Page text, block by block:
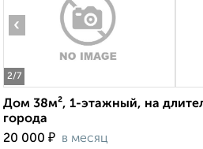
2/7
‹
Дом 38м², 1-этажный, на
города
20 000 ₽ в месяц